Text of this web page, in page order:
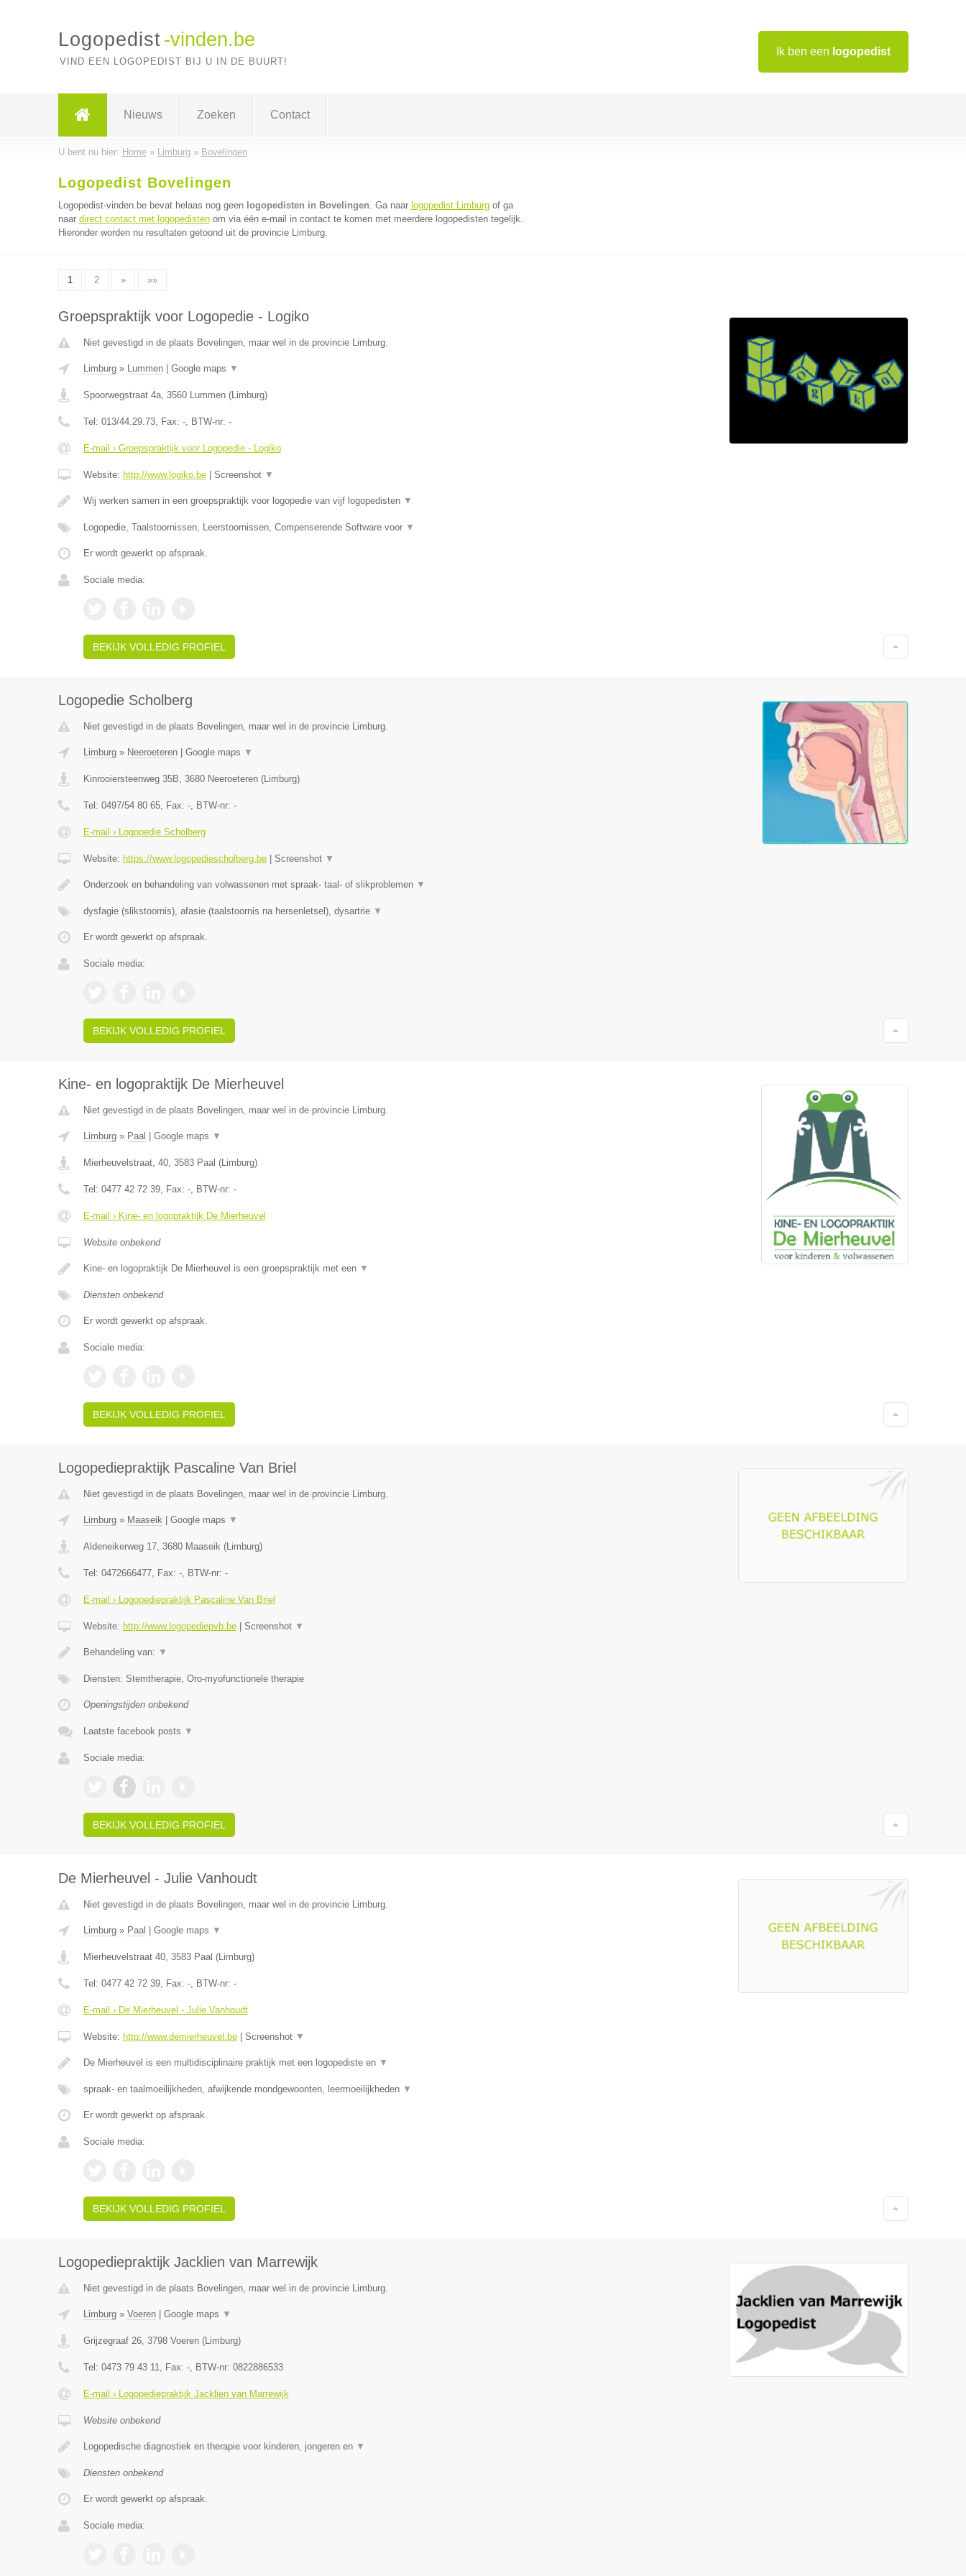
Ik ben een logopedist
Logopedist -vinden.be
VIND EEN LOGOPEDIST BIJ U IN DE BUURT!
Nieuws Zoeken Contact
U bent nu hier: Home» Limburg» Bovelingen
Logopedist Bovelingen
Logopedist-vinden.be bevat helaas nog geen logopedisten in Bovelingen. Ga naar logopedist Limburgof ga
naar direct contact met logopedistenom via één e-mail in contact te komen met meerdere logopedisten tegelijk.
Hieronder worden nu resultaten getoond uit de provincie Limburg.
1 2 » »»
Groepspraktijk voor Logopedie - Logiko
Niet gevestigd in de plaats Bovelingen, maar wel in de provincie Limburg.
Limburg» Lummen| Google maps ▼
Spoorwegstraat 4a, 3560 Lummen(Limburg)
Tel: 013/44.29.73, Fax: -, BTW-nr: -
E-mail › Groepspraktijk voor Logopedie - Logiko
Website: http://www.logiko.be| Screenshot ▼
Wij werken samen in een groepspraktijk voor logopedie van vijf logopedisten ▼
Logopedie, Taalstoornissen, Leerstoornissen, Compenserende Software voor ▼
Er wordt gewerkt op afspraak.
Sociale media:
BEKIJK VOLLEDIG PROFIEL
Logopedie Scholberg
Niet gevestigd in de plaats Bovelingen, maar wel in de provincie Limburg.
Limburg» Neeroeteren| Google maps ▼
Kinrooiersteenweg 35B, 3680 Neeroeteren(Limburg)
Tel: 0497/54 80 65, Fax: -, BTW-nr: -
E-mail › Logopedie Scholberg
Website: https://www.logopediescholberg.be| Screenshot ▼
Onderzoek en behandeling van volwassenen met spraak- taal- of slikproblemen ▼
dysfagie (slikstoornis), afasie (taalstoornis na hersenletsel), dysartrie ▼
Er wordt gewerkt op afspraak.
Sociale media:
BEKIJK VOLLEDIG PROFIEL
Kine- en logopraktijk De Mierheuvel
Niet gevestigd in de plaats Bovelingen, maar wel in de provincie Limburg.
Limburg» Paal Google maps ▼
Mierheuvelstraat, 40, 3583 Paal (Limburg)
Tel: 0477 42 72 39, Fax: -, BTW-nr: -
E-mail › Kine- en logopraktijk De Mierheuvel
Website onbekend
Kine- en logopraktijk De Mierheuvel is een groepspraktijk met een ▼
Diensten onbekend
Er wordt gewerkt op afspraak.
Sociale media:
BEKIJK VOLLEDIG PROFIEL
Logopediepraktijk Pascaline Van Briel
Niet gevestigd in de plaats Bovelingen, maar wel in de provincie Limburg.
Limburg» Maaseik| Google maps ▼
Aldeneikerweg 17, 3680 Maaseik(Limburg)
Tel: 0472666477, Fax: -, BTW-nr: -
E-mail › Logopediepraktijk Pascaline Van Briel
Website: http://www.logopediepvb.be| Screenshot ▼
Behandeling van: ▼
Diensten: Stemtherapie, Oro-myofunctionele therapie
Openingstijden onbekend
Laatste facebook posts ▼
Sociale media:
BEKIJK VOLLEDIG PROFIEL
De Mierheuvel - Julie Vanhoudt
Niet gevestigd in de plaats Bovelingen, maar wel in de provincie Limburg.
Limburg» Paal Google maps ▼
Mierheuvelstraat 40, 3583 Paal (Limburg)
Tel: 0477 42 72 39, Fax: -, BTW-nr: -
E-mail › De Mierheuvel - Julie Vanhoudt
Website: http://www.demierheuvel.be| Screenshot ▼
De Mierheuvel is een multidisciplinaire praktijk met een logopediste en ▼
spraak- en taalmoeilijkheden, afwijkende mondgewoonten, leermoeilijkheden ▼
Er wordt gewerkt op afspraak.
Sociale media:
BEKIJK VOLLEDIG PROFIEL
Logopediepraktijk Jacklien van Marrewijk
Niet gevestigd in de plaats Bovelingen, maar wel in de provincie Limburg.
Limburg» Voeren| Google maps ▼
Grijzegraaf 26, 3798 Voeren(Limburg)
Tel: 0473 79 43 11, Fax: -, BTW-nr: 0822886533
E-mail › Logopediepraktijk Jacklien van Marrewijk
Website onbekend
Logopedische diagnostiek en therapie voor kinderen, jongeren en ▼
Diensten onbekend
Er wordt gewerkt op afspraak.
Sociale media: